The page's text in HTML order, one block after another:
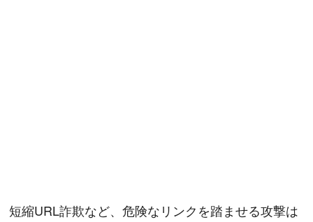
短縮URL詐欺など、危険なリンクを踏ませる攻撃は